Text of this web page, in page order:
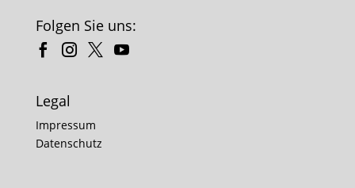
Folgen Sie uns:
Legal
Impressum
Datenschutz